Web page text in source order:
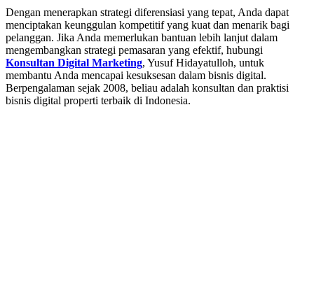
Dengan menerapkan strategi diferensiasi yang tepat, Anda dapat
menciptakan keunggulan kompetitif yang kuat dan menarik bagi
pelanggan. Jika Anda memerlukan bantuan lebih lanjut dalam
mengembangkan strategi pemasaran yang efektif, hubungi
Konsultan Digital Marketing, Yusuf Hidayatulloh, untuk
membantu Anda mencapai kesuksesan dalam bisnis digital.
Berpengalaman sejak 2008, beliau adalah konsultan dan praktisi
bisnis digital properti terbaik di Indonesia.